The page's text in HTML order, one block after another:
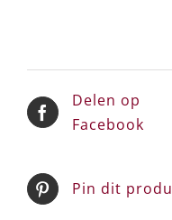
Delen op
Facebook
Pin dit